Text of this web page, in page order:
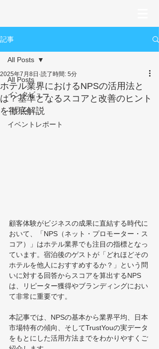
記事
All Posts
インタビュー
コラム
イベントレポート
All Posts
ホテル業界におけるNPSの活用法と
は？基準となるスコアと改善のヒント
を徹底解説
2025年7月8日 読了時間: 5分
顧客体験がビジネスの成果に直結する時代に
おいて、「NPS（ネット・プロモーター・ス
コア）」はホテル業界でも注目の指標となっ
ています。宿泊後のゲストが「どれほどその
ホテルを他人におすすめするか？」という問
いに対する回答からスコアを算出するNPS
は、リピーター獲得やブランディングにおい
て非常に重要です。
本記事では、NPSの基本から業界平均、日本
市場特有の傾向、そしてTrustYouの実データ
をもとにした活用方法までをわかりやすくご